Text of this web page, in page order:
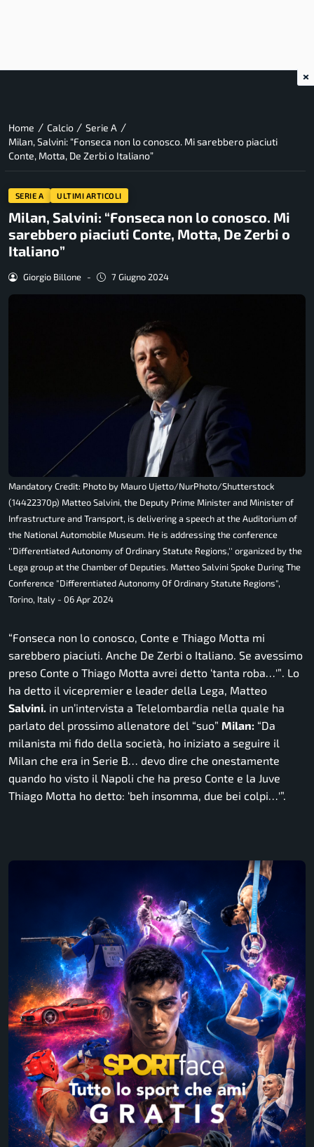
Home / Calcio / Serie A /
Milan, Salvini: “Fonseca non lo conosco. Mi sarebbero piaciuti
Conte, Motta, De Zerbi o Italiano”
SERIE A ULTIMI ARTICOLI
Milan, Salvini: “Fonseca non lo conosco. Mi
sarebbero piaciuti Conte, Motta, De Zerbi o
Italiano”
Giorgio Billone - 7 Giugno 2024
Mandatory Credit: Photo by Mauro Ujetto/NurPhoto/Shutterstock
(14422370p) Matteo Salvini, the Deputy Prime Minister and Minister of
Infrastructure and Transport, is delivering a speech at the Auditorium of
the National Automobile Museum. He is addressing the conference
''Differentiated Autonomy of Ordinary Statute Regions,'' organized by the
Lega group at the Chamber of Deputies. Matteo Salvini Spoke During The
Conference "Differentiated Autonomy Of Ordinary Statute Regions",
Torino, Italy - 06 Apr 2024
“Fonseca non lo conosco, Conte e Thiago Motta mi
sarebbero piaciuti. Anche De Zerbi o Italiano. Se avessimo
preso Conte o Thiago Motta avrei detto ‘tanta roba…'”. Lo
ha detto il vicepremier e leader della Lega, Matteo
Salvini. in un’intervista a Telelombardia nella quale ha
parlato del prossimo allenatore del “suo” Milan: “Da
milanista mi fido della società, ho iniziato a seguire il
Milan che era in Serie B… devo dire che onestamente
quando ho visto il Napoli che ha preso Conte e la Juve
Thiago Motta ho detto: ‘beh insomma, due bei colpi…'”.
×